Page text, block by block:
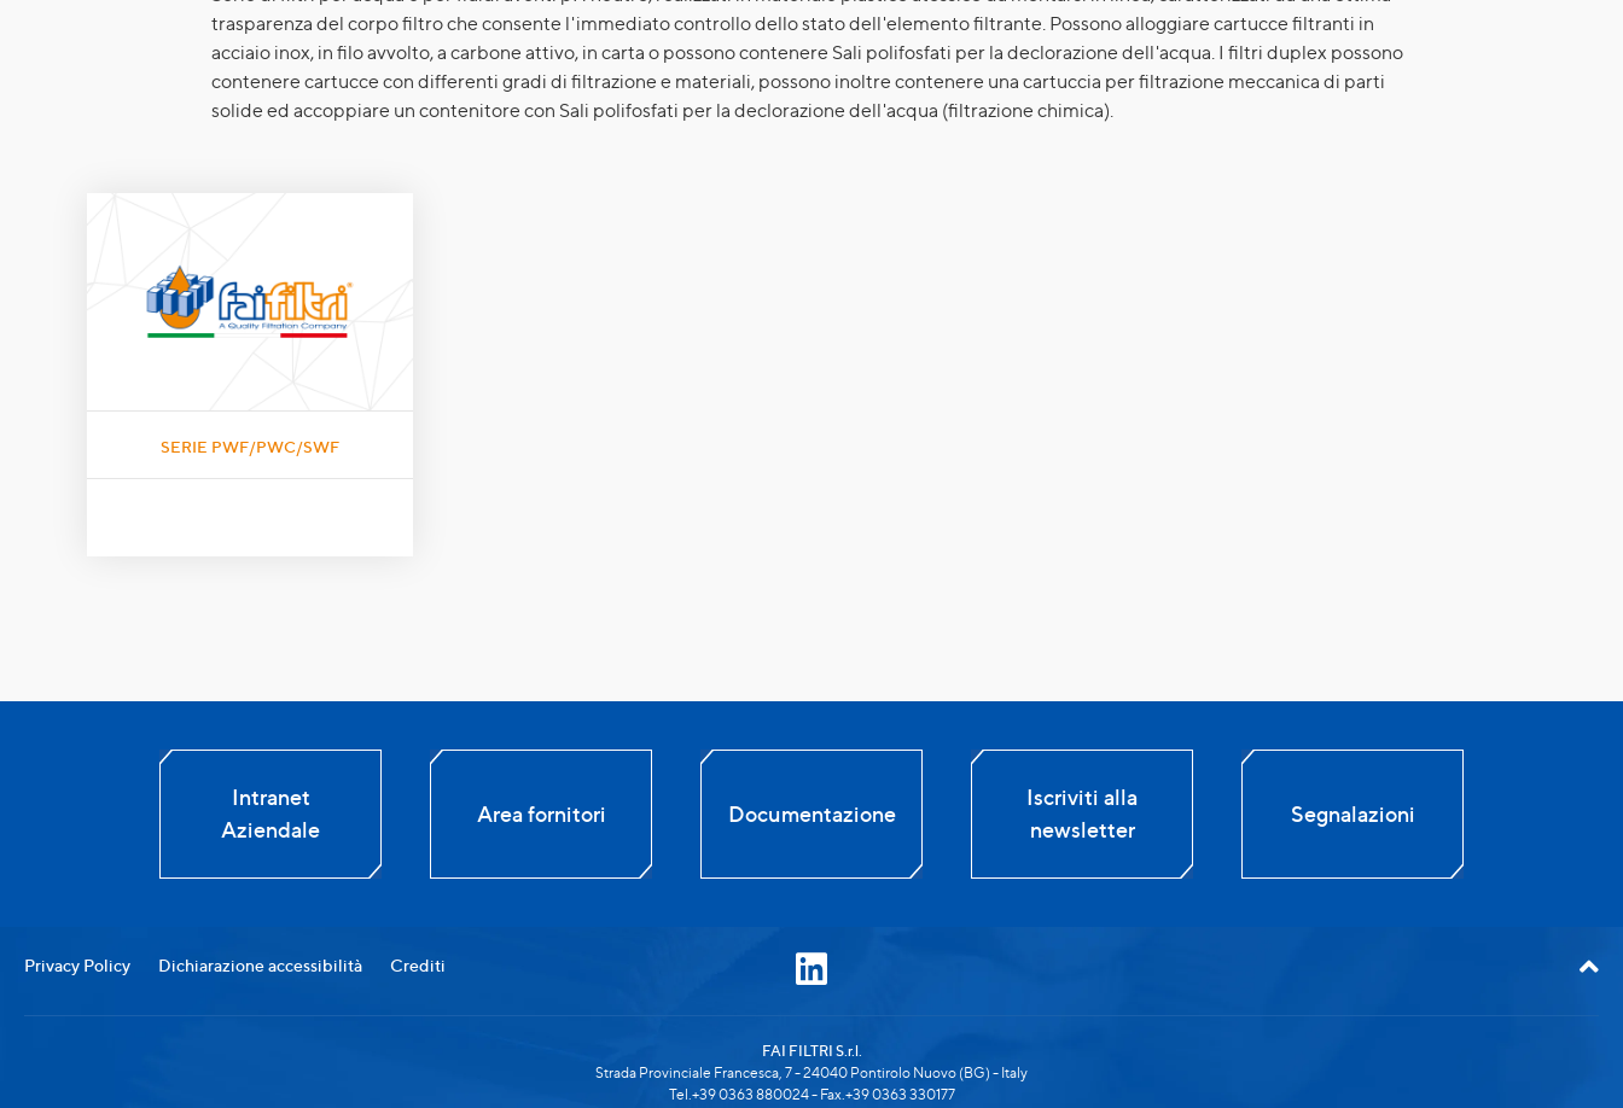
trasparenza del corpo filtro che consente l'immediato controllo dello stato dell'elemento filtrante. Possono alloggiare cartucce filtranti in
acciaio inox, in filo avvolto, a carbone attivo, in carta o possono contenere Sali polifosfati per la declorazione dell'acqua. I filtri duplex possono
contenere cartucce con differenti gradi di filtrazione e materiali, possono inoltre contenere una cartuccia per filtrazione meccanica di parti
solide ed accoppiare un contenitore con Sali polifosfati per la declorazione dell'acqua (filtrazione chimica).
SERIE PWF/PWC/SWF
Intranet
Aziendale
Area fornitori Documentazione
Iscriviti alla
newsletter
Segnalazioni
Privacy Policy Dichiarazione accessibilità Crediti
FAI FILTRI S.r.l.
Strada Provinciale Francesca, 7 - 24040 Pontirolo Nuovo (BG) - Italy
Tel.+39 0363 880024 - Fax.+39 0363 330177